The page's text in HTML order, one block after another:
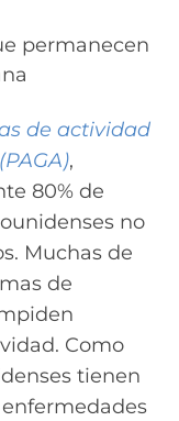
permanecen
de actividad
,
80% de
no
Muchas de
de
Como
tienen